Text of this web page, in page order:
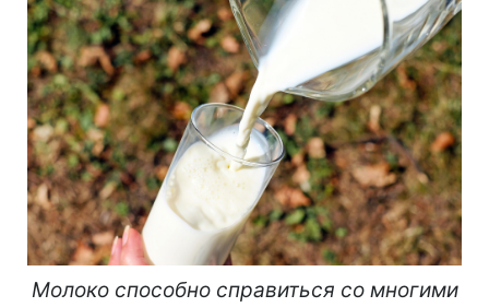
Молоко способно справиться со многими